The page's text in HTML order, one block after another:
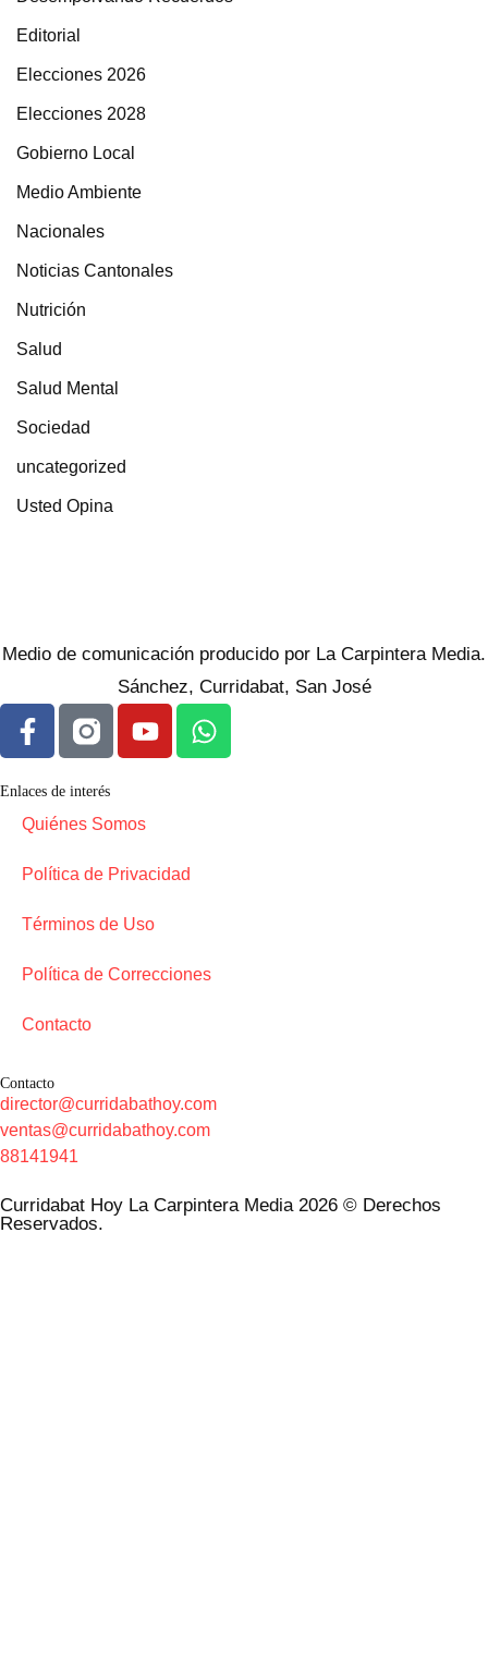
Editorial
Elecciones 2026
Elecciones 2028
Gobierno Local
Medio Ambiente
Nacionales
Noticias Cantonales
Nutrición
Salud
Salud Mental
Sociedad
uncategorized
Usted Opina
Medio de comunicación producido por La Carpintera Media.
Sánchez, Curridabat, San José
Enlaces de interés
Quiénes Somos
Política de Privacidad
Términos de Uso
Política de Correcciones
Contacto
Contacto
director@curridabathoy.com
ventas@curridabathoy.com
88141941
Curridabat Hoy La Carpintera Media 2026 © Derechos
Reservados.